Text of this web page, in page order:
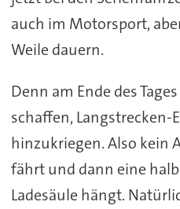
auch im Motorsport,
Weile dauern.
Denn am Ende des
schaffen,
hinzukriegen. Also kein
fährt und dann eine
Ladesäule hängt.